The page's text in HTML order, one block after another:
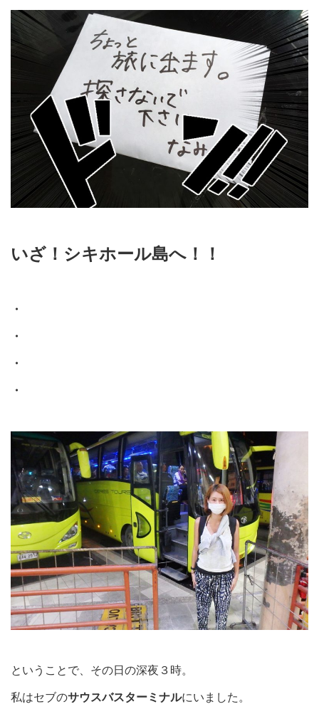
いざ！シキホール島へ！！
・
・
・
・
ということで、その日の深夜３時。
私はセブのサウスバスターミナルにいました。